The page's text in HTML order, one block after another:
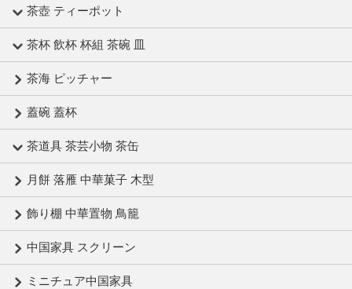
茶壺 ティーポット
茶杯 飲杯 杯組 茶碗 皿
茶海 ピッチャー
蓋碗 蓋杯
茶道具 茶芸小物 茶缶
月餅 落雁 中華菓子 木型
飾り棚 中華置物 鳥籠
中国家具 スクリーン
ミニチュア中国家具